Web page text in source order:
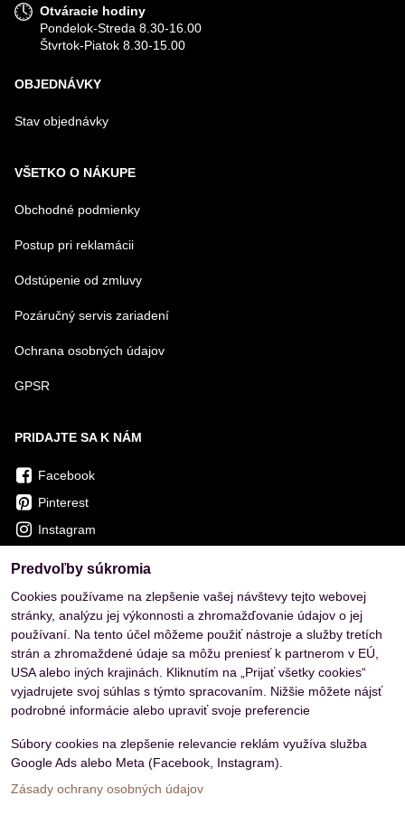
Otváracie hodiny
Pondelok-Streda 8.30-16.00
Štvrtok-Piatok 8.30-15.00
OBJEDNÁVKY
Stav objednávky
VŠETKO O NÁKUPE
Obchodné podmienky
Postup pri reklamácii
Odstúpenie od zmluvy
Pozáručný servis zariadení
Ochrana osobných údajov
GPSR
PRIDAJTE SA K NÁM
Facebook
Pinterest
Instagram
Predvoľby súkromia
Cookies používame na zlepšenie vašej návštevy tejto webovej
stránky, analýzu jej výkonnosti a zhromažďovanie údajov o jej
používaní. Na tento účel môžeme použiť nástroje a služby tretích
strán a zhromaždené údaje sa môžu preniesť k partnerom v EÚ,
USA alebo iných krajinách. Kliknutím na „Prijať všetky cookies“
vyjadrujete svoj súhlas s týmto spracovaním. Nižšie môžete nájsť
podrobné informácie alebo upraviť svoje preferencie
Súbory cookies na zlepšenie relevancie reklám využíva služba
Google Ads alebo Meta (Facebook, Instagram).
Zásady ochrany osobných údajov